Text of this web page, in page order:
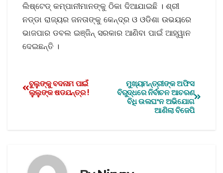
ଲିଷ୍ଟେଡ୍ କମ୍ପାନୀମାନଙ୍କୁ ଠିକା ଦିଆଯାଇଛି । ଶ୍ରୀ
ନଡ୍ଡା ରାଜ୍ୟର ଜନତାଙ୍କୁ କେନ୍ଦ୍ର ଓ ଓଡିଶା ଉଭୟରେ
ଭାଜପାର ଡବଲ ଇଞ୍ଜିନ୍ ସରକାର ଆଣିବା ପାଇଁ ଆହ୍ୱାନ
ଦେଇଛନ୍ତି ।
ମୁଖ୍ୟମନ୍ତ୍ରୀଙ୍କ ଅଫିସ
ବିରୁଦ୍ଧରେ ନିର୍ବାଚନ ଆଚରଣ
ବିଧି ଉଲଘଂନ ଅଭିଯୋଗ
ଆଣିଲା ବିଜେପି
ବୁଲୁଙ୍କୁ ବଦନାମ ପାଇଁ
ଲୁଲୁଙ୍କ ଷଡଯନ୍ତ୍ର !